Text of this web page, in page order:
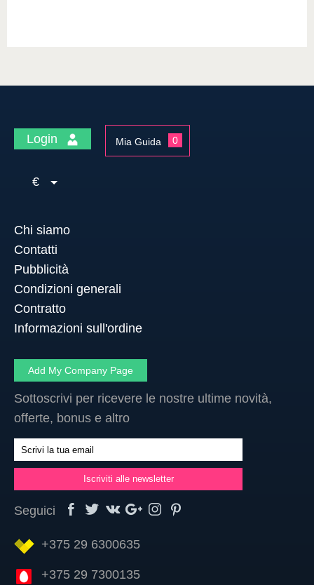
Login Mia Guida 0
€
Chi siamo
Contatti
Pubblicità
Condizioni generali
Contratto
Informazioni sull'ordine
Add My Company Page
Sottoscrivi per ricevere le nostre ultime novità,
offerte, bonus e altro
Seguici
+375 29 6300635
+375 29 7300135